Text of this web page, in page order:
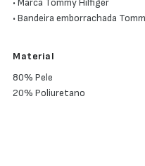
• Bandeira emborrachada
Material
80% Pele
20% Poliuretano